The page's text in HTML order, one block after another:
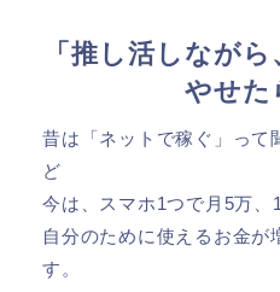
「推し活しなが
やせた
昔は「ネットで稼ぐ」って
ど
今は、スマホ1つで月5万、
自分のために使えるお金が
す。